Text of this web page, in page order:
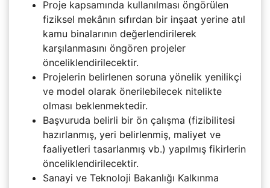
Proje kapsamında kullanılması öngörülen
fiziksel mekânın sıfırdan bir inşaat yerine atıl
kamu binalarının değerlendirilerek
karşılanmasını öngören projeler
önceliklendirilecektir.
Projelerin belirlenen soruna yönelik yenilikçi
ve model olarak önerilebilecek nitelikte
olması beklenmektedir.
Başvuruda belirli bir ön çalışma (fizibilitesi
hazırlanmış, yeri belirlenmiş, maliyet ve
faaliyetleri tasarlanmış vb.) yapılmış fikirlerin
önceliklendirilecektir.
Sanayi ve Teknoloji Bakanlığı Kalkınma